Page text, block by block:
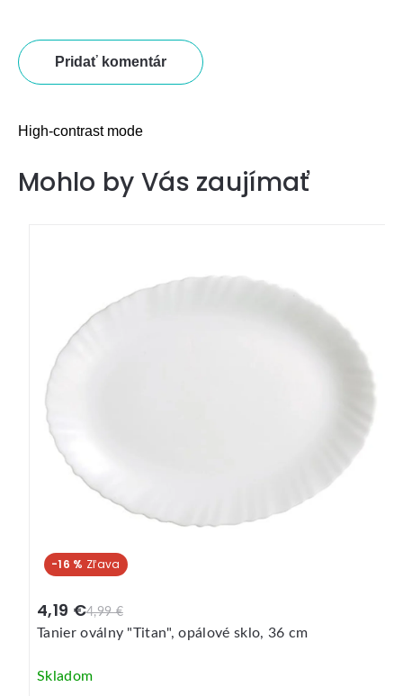
Pridať komentár
High-contrast mode
Mohlo by Vás zaujímať
-9 %
2,09 €
1,89 €
Tanier jedálenský "ELBA", opálové sklo, 25 cm
Skladom